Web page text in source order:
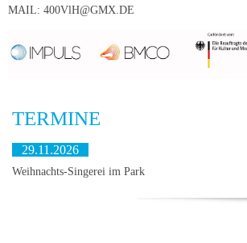
MAIL: 400VlH@GMX.DE
TERMINE
29.11.2026
Weihnachts-Singerei im Park